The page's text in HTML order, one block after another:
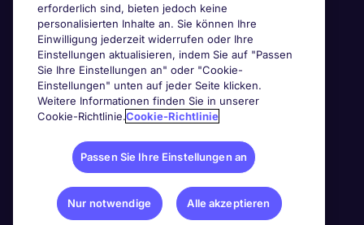
erforderlich sind, bieten jedoch keine
personalisierten Inhalte an. Sie können Ihre
Einwilligung jederzeit widerrufen oder Ihre
Einstellungen aktualisieren, indem Sie auf "Passen
Sie Ihre Einstellungen an" oder "Cookie-
Einstellungen" unten auf jeder Seite klicken.
Weitere Informationen finden Sie in unserer
Cookie-Richtlinie.Cookie-Richtlinie
Passen Sie Ihre Einstellungen an
Nur notwendige Alle akzeptieren